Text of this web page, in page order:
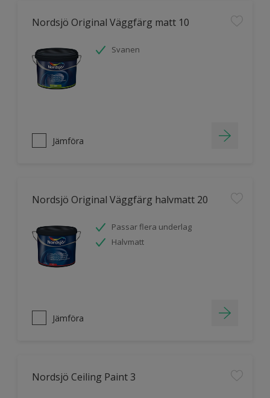
Nordsjö Original Väggfärg matt 10
Svanen
Jämföra
Nordsjö Original Väggfärg halvmatt 20
Passar flera underlag
Halvmatt
Jämföra
Nordsjö Ceiling Paint 3